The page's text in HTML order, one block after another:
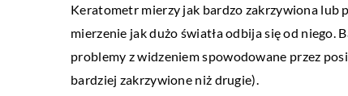
Keratometr mierzy jak bardzo zakrzywiona lub
mierzenie jak dużo światła odbija się od niego.
problemy z widzeniem spowodowane przez
bardziej zakrzywione niż drugie).